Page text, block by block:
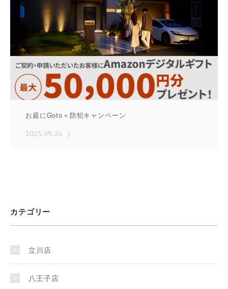
お庭にGoto＋防犯キャンペーン
2025.09.26
カテゴリー
立川店
八王子店